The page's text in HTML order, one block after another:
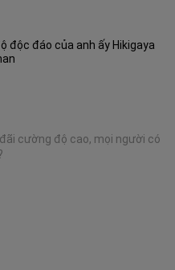
độc đáo của anh ấy Hikigaya
cường độ cao, mọi người có